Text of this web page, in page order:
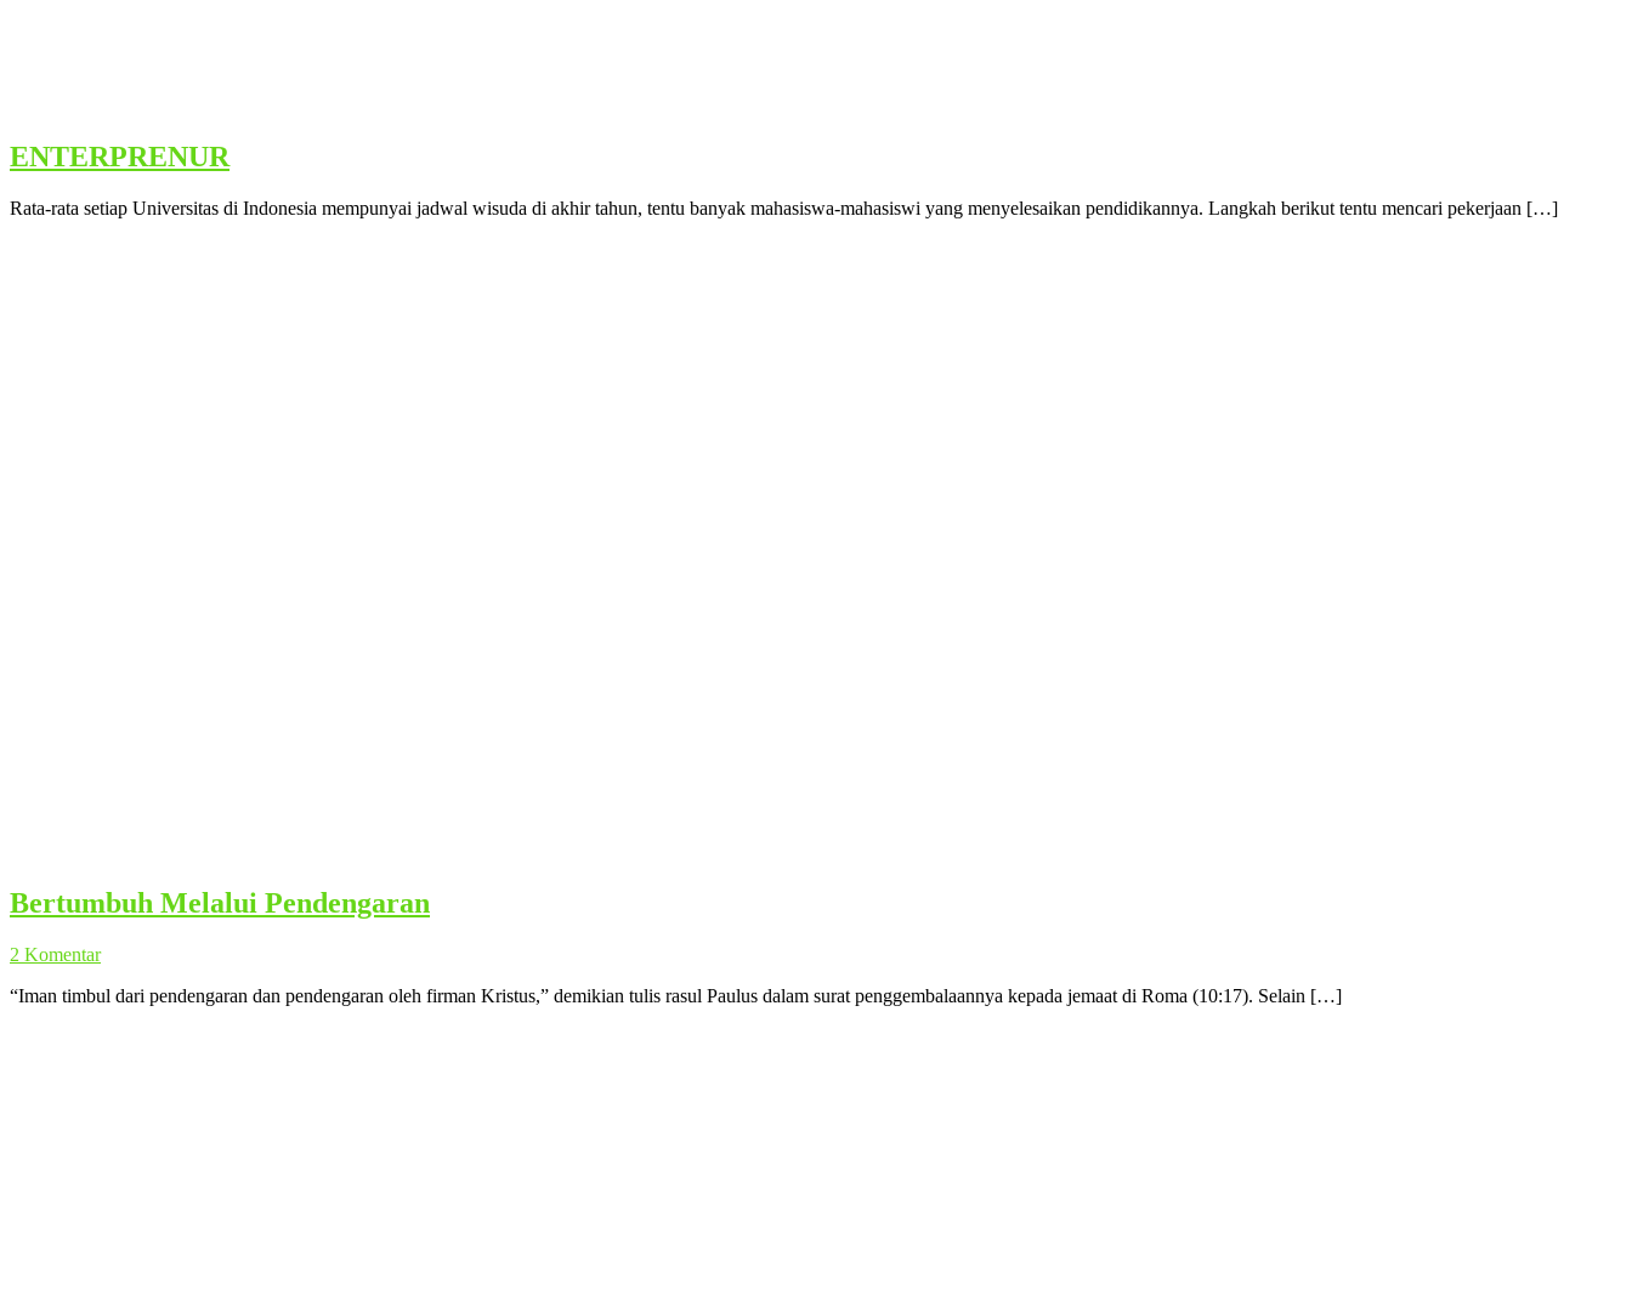
ENTERPRENUR
Rata-rata setiap Universitas di Indonesia mempunyai jadwal wisuda di akhir tahun, tentu banyak mahasiswa-mahasiswi yang menyelesaikan pendidikannya. Langkah berikut tentu mencari pekerjaan […]
Bertumbuh Melalui Pendengaran
2 Komentar
“Iman timbul dari pendengaran dan pendengaran oleh firman Kristus,” demikian tulis rasul Paulus dalam surat penggembalaannya kepada jemaat di Roma (10:17). Selain […]